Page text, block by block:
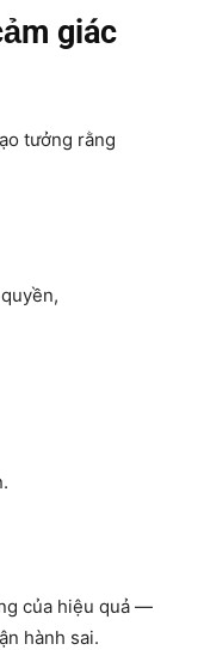
giác
tưởng rằng
của hiệu quả —
hành sai.